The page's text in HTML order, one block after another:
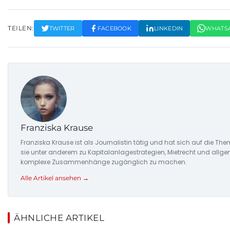
TEILEN: TWITTER FACEBOOK LINKEDIN
Franziska Krause
Franziska Krause ist als Journalistin tätig und hat sich auf die
sie unter anderem zu Kapitalanlagestrategien, Mietrecht und
komplexe Zusammenhänge zugänglich zu machen.
Alle Artikel ansehen →
ÄHNLICHE ARTIKEL